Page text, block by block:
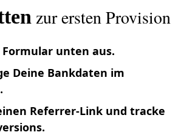
zur ersten Provision
Formular unten aus.
Deine Bankdaten im
Referrer-Link und tracke